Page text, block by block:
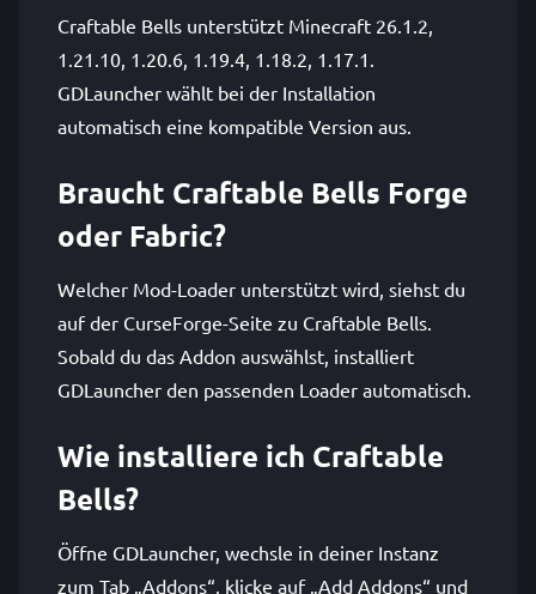
Craftable Bells unterstützt Minecraft 26.1.2,
1.21.10, 1.20.6, 1.19.4, 1.18.2, 1.17.1.
GDLauncher wählt bei der Installation
automatisch eine kompatible Version aus.
Braucht Craftable Bells Forge
oder Fabric?
Welcher Mod-Loader unterstützt wird, siehst du
auf der CurseForge-Seite zu Craftable Bells.
Sobald du das Addon auswählst, installiert
GDLauncher den passenden Loader automatisch.
Wie installiere ich Craftable
Bells?
Öffne GDLauncher, wechsle in deiner Instanz
zum Tab „Addons“, klicke auf „Add Addons“ und